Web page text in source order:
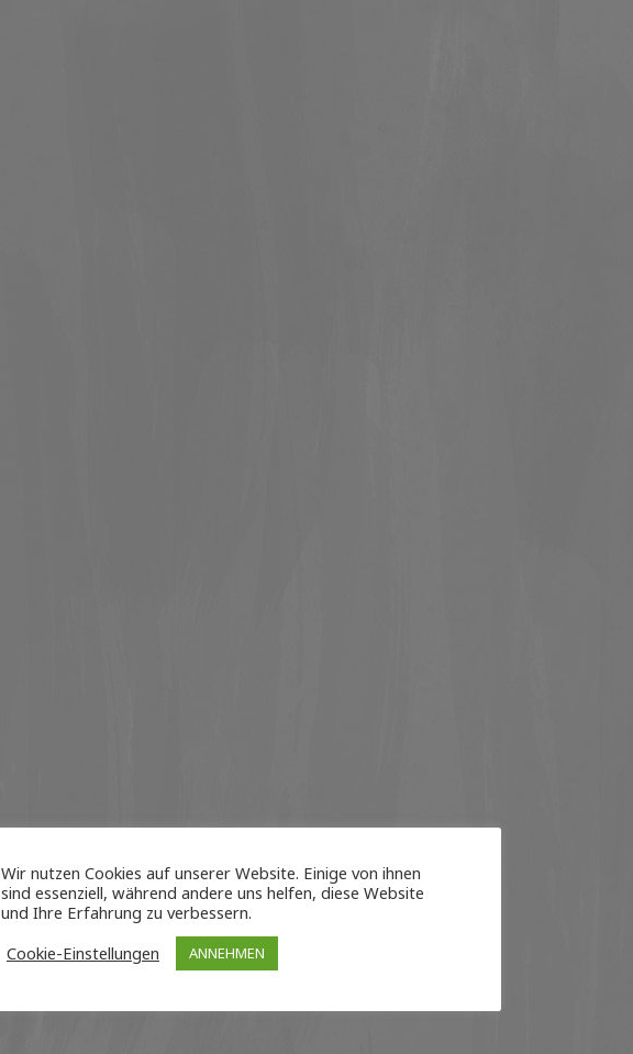
Wir nutzen Cookies auf unserer Website. Einige von ihnen
sind essenziell, während andere uns helfen, diese Website
und Ihre Erfahrung zu verbessern.
Cookie-Einstellungen
ANNEHMEN